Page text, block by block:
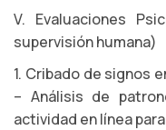
V. Evaluaciones
supervisión humana)
1. Cribado de signos
– Análisis de
actividad en línea